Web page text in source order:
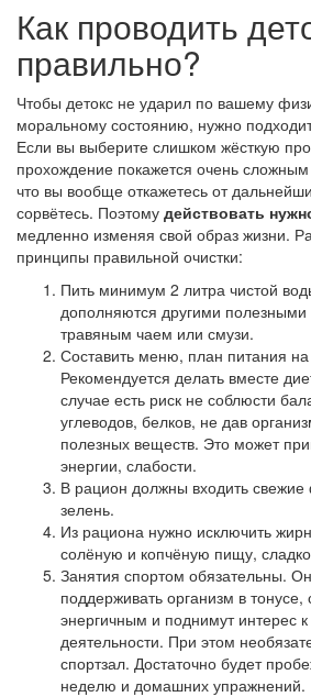
Как проводить
правильно?
Чтобы детокс не ударил по вашему
моральному состоянию, нужно
Если вы выберите слишком жёсткую
прохождение покажется очень
что вы вообще откажетесь от
сорвётесь. Поэтому действовать
медленно изменяя свой образ жизни.
принципы правильной очистки:
Пить минимум 2 литра чистой
дополняются другими
травяным чаем или смузи.
Составить меню, план питания на
Рекомендуется делать вместе
случае есть риск не соблюсти
углеводов, белков, не дав
полезных веществ. Это может
энергии, слабости.
В рацион должны входить
зелень.
Из рациона нужно исключить
солёную и копчёную пищу,
Занятия спортом обязательны.
поддерживать организм в
энергичным и поднимут интерес к
деятельности. При этом
спортзал. Достаточно будет
неделю и домашних упражнений.